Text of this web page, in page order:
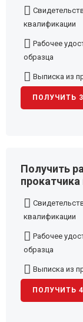
квалификации
Рабочее
образца
Выписка из
ПОЛУЧИТЬ
Получить
квалификации
Рабочее
образца
Выписка из
ПОЛУЧИТЬ